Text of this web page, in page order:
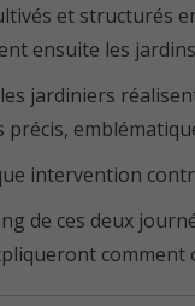
et structurés
ensuite les
jardiniers
précis,
intervention
de ces deux